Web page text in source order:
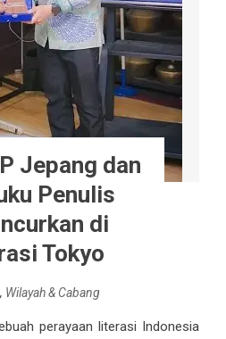
Jepang dan
Penulis
di
Tokyo
, Wilayah & Cabang
perayaan literasi Indonesia